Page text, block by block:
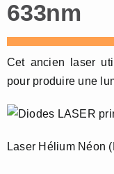
633nm
Cet ancien laser
pour produire une
Laser Hélium Néon